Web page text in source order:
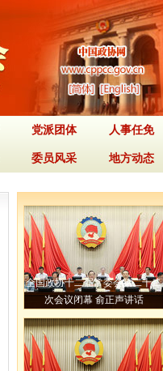
党派团体 人事任免
委员风采 地方动态
全国政协十二届常委会第二十二
次会议闭幕 俞正声讲话